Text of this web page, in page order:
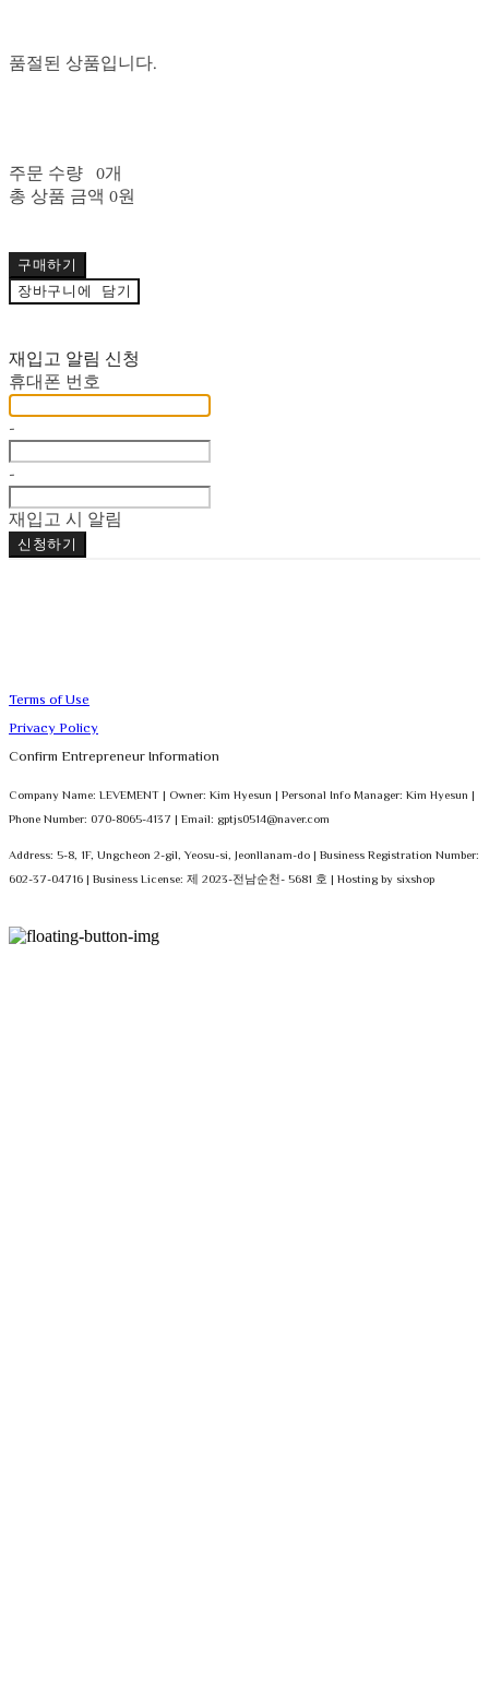
품절된 상품입니다.
주문 수량 0개
총 상품 금액 0원
구매하기
장바구니에 담기
재입고 알림 신청
휴대폰 번호
-
-
재입고 시 알림
신청하기
Terms of Use
Privacy Policy
Confirm Entrepreneur Information
Company Name: LEVEMENT | Owner: Kim Hyesun | Personal Info Manager: Kim Hyesun |
Phone Number: 070-8065-4137 | Email: gptjs0514@naver.com
Address: 5-8, 1F, Ungcheon 2-gil, Yeosu-si, Jeonllanam-do | Business Registration Number:
602-37-04716 | Business License: 제 2023-전남순천- 5681 호 | Hosting by sixshop